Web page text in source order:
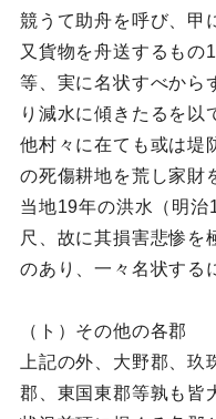
競うて助舟を呼び、甲
又貨物を舟送するもの
等、実に名状すべから
り減水に傾きたるを以
他村々に在ても或は堤
の死傷耕地を荒し家財
当地19年の洪水（明
尺、故に其損害悲惨を
のあり、一々名状する
（ト）その他の各郡
上記の外、大野郡、
郡、東国東郡等孰も皆